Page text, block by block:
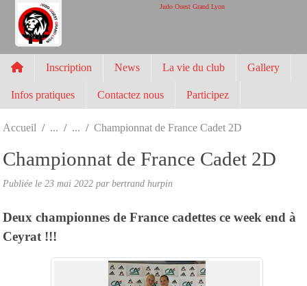
Judo Ouest Grand Lyon
Inscription News La vie du club Gallery
Infos pratiques Contactez nous Participez
Accueil Championnat de France Cadet 2D
Championnat de France Cadet 2D
Publiée le 23 mai 2022 parbertrand hurpin
Deux championnes de France cadettes ce week end à
Ceyrat !!!
Panneau de gestion des cookies